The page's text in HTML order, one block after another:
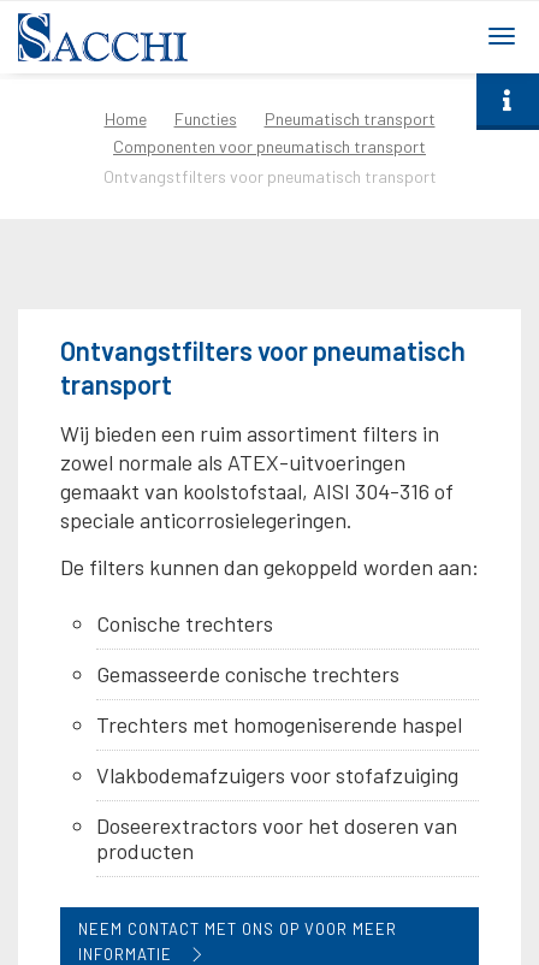
Home Functies
Pneumatisch transport
Componenten voor pneumatisch transport
Ontvangstfilters voor pneumatisch transport
Ontvangstfilters voor pneumatisch
transport
Wij bieden een ruim assortiment filters in
zowel normale als ATEX-uitvoeringen
gemaakt van koolstofstaal, AISI 304-316 of
speciale anticorrosielegeringen.
De filters kunnen dan gekoppeld worden aan:
Conische trechters
Gemasseerde conische trechters
Trechters met homogeniserende haspel
Vlakbodemafzuigers voor stofafzuiging
Doseerextractors voor het doseren van
producten
NEEM CONTACT MET ONS OP VOOR MEER
INFORMATIE